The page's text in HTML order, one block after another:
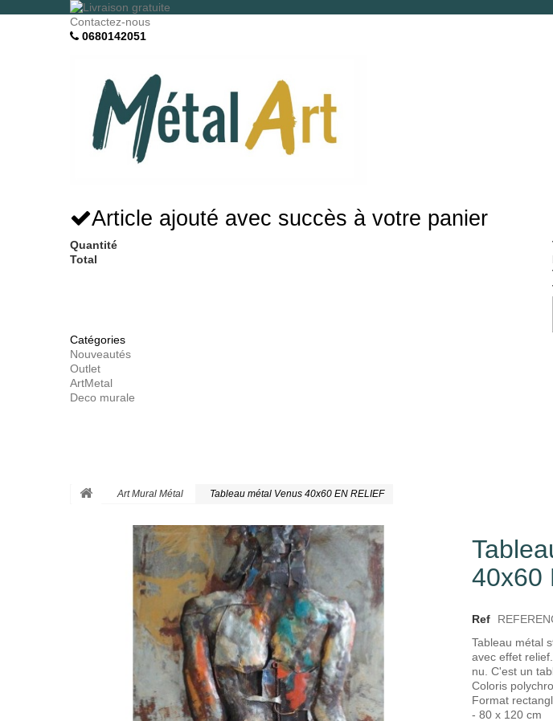
Contactez-nous
0680142051
Article ajouté avec succès à votre panier
Quantité
Total
Catégories
Nouveautés
Outlet
ArtMetal
Deco murale
Art Mural Métal Tableau métal Venus 40x60 EN RELIEF
40x60
Ref
Tableau métal
avec effet
nu. C'est un
Coloris
Format
- 80 x 120 cm